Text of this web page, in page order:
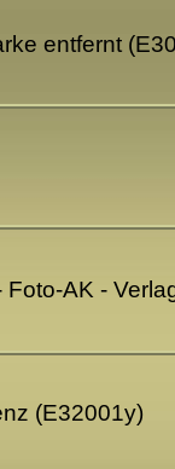
entfernt
AK -
(E32001y)